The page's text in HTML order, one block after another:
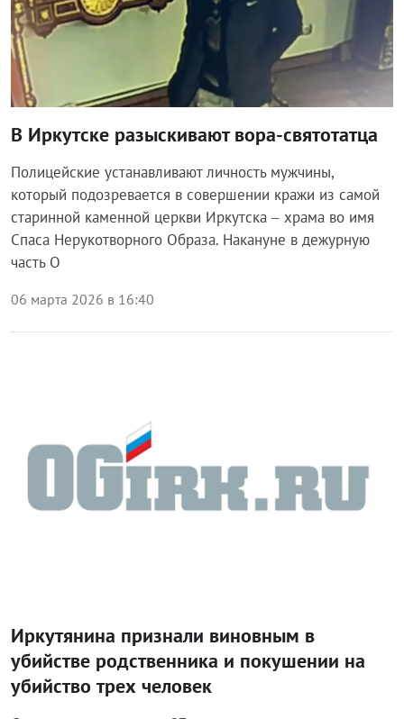
В Иркутске разыскивают вора-святотатца
Полицейские устанавливают личность мужчины,
который подозревается в совершении кражи из самой
старинной каменной церкви Иркутска – храма во имя
Спаса Нерукотворного Образа. Накануне в дежурную
часть О
06 марта 2026 в 16:40
Иркутянина признали виновным в
убийстве родственника и покушении на
убийство трех человек